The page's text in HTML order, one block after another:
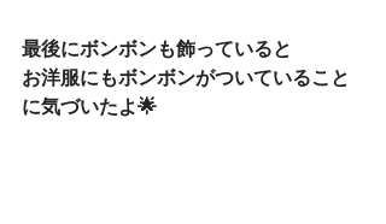
最後にボンボンも飾っていると
お洋服にもボンボンがついていること
に気づいたよ🌟